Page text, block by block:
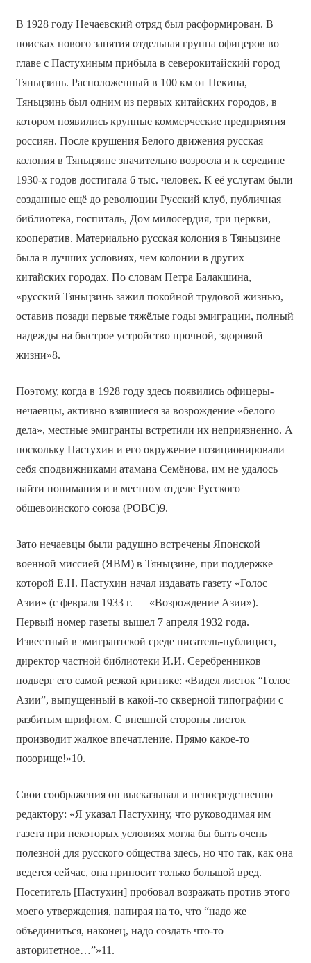
В 1928 году Нечаевский отряд был расформирован. В
поисках нового занятия отдельная группа офицеров во
главе с Пастухиным прибыла в северокитайский город
Тяньцзинь. Расположенный в 100 км от Пекина,
Тяньцзинь был одним из первых китайских городов, в
котором появились крупные коммерческие предприятия
россиян. После крушения Белого движения русская
колония в Тяньцзине значительно возросла и к середине
1930-х годов достигала 6 тыс. человек. К её услугам были
созданные ещё до революции Русский клуб, публичная
библиотека, госпиталь, Дом милосердия, три церкви,
кооператив. Материально русская колония в Тяньцзине
была в лучших условиях, чем колонии в других
китайских городах. По словам Петра Балакшина,
«русский Тяньцзинь зажил покойной трудовой жизнью,
оставив позади первые тяжёлые годы эмиграции, полный
надежды на быстрое устройство прочной, здоровой
жизни»8.
Поэтому, когда в 1928 году здесь появились офицеры-
нечаевцы, активно взявшиеся за возрождение «белого
дела», местные эмигранты встретили их неприязненно. А
поскольку Пастухин и его окружение позиционировали
себя сподвижниками атамана Семёнова, им не удалось
найти понимания и в местном отделе Русского
общевоинского союза (РОВС)9.
Зато нечаевцы были радушно встречены Японской
военной миссией (ЯВМ) в Тяньцзине, при поддержке
которой Е.Н. Пастухин начал издавать газету «Голос
Азии» (с февраля 1933 г. — «Возрождение Азии»).
Первый номер газеты вышел 7 апреля 1932 года.
Известный в эмигрантской среде писатель-публицист,
директор частной библиотеки И.И. Серебренников
подверг его самой резкой критике: «Видел листок “Голос
Азии”, выпущенный в какой-то скверной типографии с
разбитым шрифтом. С внешней стороны листок
производит жалкое впечатление. Прямо какое-то
позорище!»10.
Свои соображения он высказывал и непосредственно
редактору: «Я указал Пастухину, что руководимая им
газета при некоторых условиях могла бы быть очень
полезной для русского общества здесь, но что так, как она
ведется сейчас, она приносит только большой вред.
Посетитель [Пастухин] пробовал возражать против этого
моего утверждения, напирая на то, что “надо же
объединиться, наконец, надо создать что-то
авторитетное…”»11.